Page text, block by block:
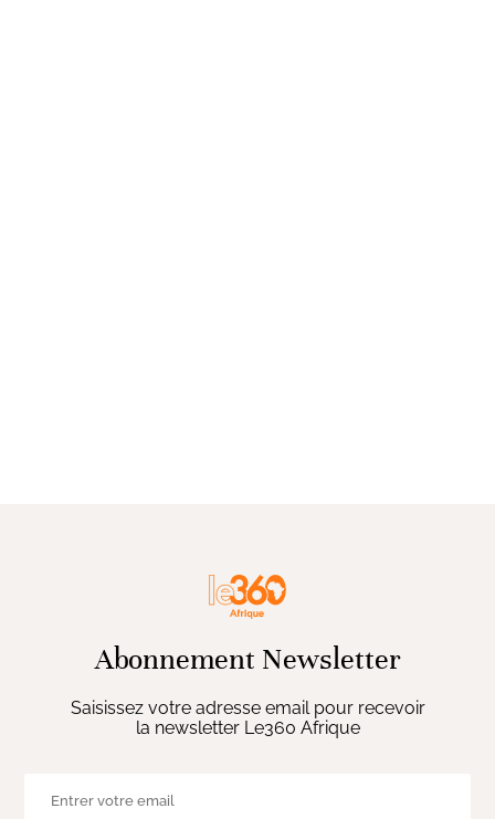
Abonnement Newsletter
Saisissez votre adresse email pour recevoir
la newsletter Le360 Afrique